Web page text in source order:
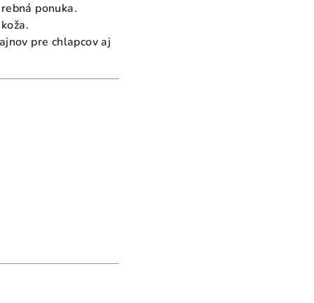
ponuka.
pre chlapcov aj